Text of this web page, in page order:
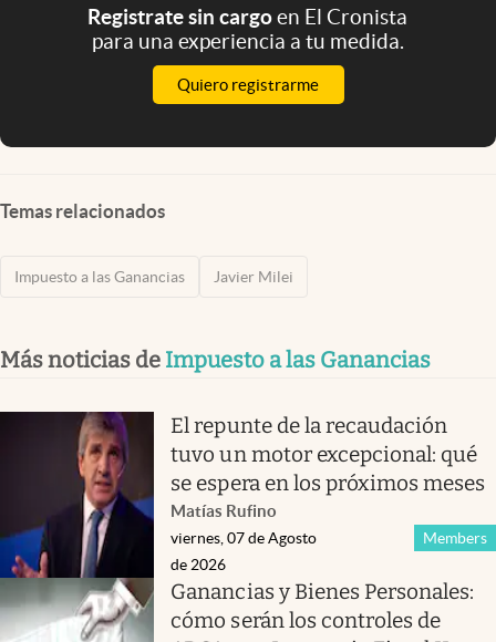
Registrate sin cargoen El Cronista
para una experiencia a tu medida.
Quiero registrarme
Temas relacionados
Impuesto a las Ganancias Javier Milei
Más noticias de Impuesto a las Ganancias
El repunte de la recaudación
tuvo un motor excepcional: qué
se espera en los próximos meses
Matías Rufino
Members
viernes, 07 de Agosto
de 2026
Ganancias y Bienes Personales:
cómo serán los controles de